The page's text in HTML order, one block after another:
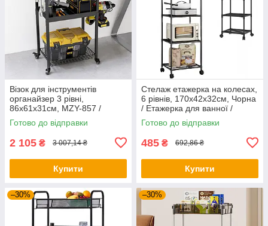
Візок для інструментів
органайзер 3 рівні,
86х61x31см, MZY-857 /
Пересувний органайзер для
інструментів
Готово до відправки
2 105 ₴ 3 007,14 ₴
Купити
Стелаж етажерка на колесах,
6 рівнів, 170х42х32см, Чорна
/ Етажерка для ванної /
Підлогова полиця для кухні /
Полиця-етажерка
Готово до відправки
485 ₴ 692,86 ₴
Купити
–30% –30%